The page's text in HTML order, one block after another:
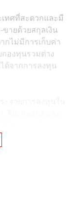
เทศที่สะดวกและมี
ายด้วยสกุลเงิน
กไม่มีการเก็บค่า
กองทุนรวมต่าง
ด้จากการลงทุน
Seng
ำในฮ่องกง จึง